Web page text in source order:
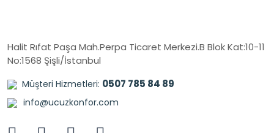
Halit Rıfat Paşa Mah.Perpa Ticaret Merkezi.B Blok Kat:10-11
No:1568 Şişli/İstanbul
Müşteri Hizmetleri: 0507 785 84 89
info@ucuzkonfor.com